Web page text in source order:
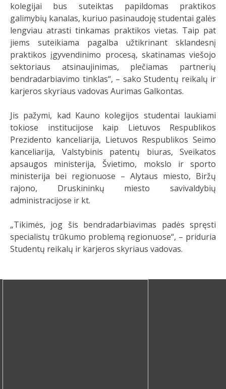
kolegijai bus suteiktas papildomas praktikos
galimybių kanalas, kuriuo pasinaudoję studentai galės
lengviau atrasti tinkamas praktikos vietas. Taip pat
jiems suteikiama pagalba užtikrinant sklandesnį
praktikos įgyvendinimo procesą, skatinamas viešojo
sektoriaus atsinaujinimas, plečiamas partnerių
bendradarbiavimo tinklas“, – sako Studentų reikalų ir
karjeros skyriaus vadovas Aurimas Galkontas.
Jis pažymi, kad Kauno kolegijos studentai laukiami
tokiose institucijose kaip Lietuvos Respublikos
Prezidento kanceliarija, Lietuvos Respublikos Seimo
kanceliarija, Valstybinis patentų biuras, Sveikatos
apsaugos ministerija, Švietimo, mokslo ir sporto
ministerija bei regionuose – Alytaus miesto, Biržų
rajono, Druskininkų miesto savivaldybių
administracijose ir kt.
„Tikimės, jog šis bendradarbiavimas padės spręsti
specialistų trūkumo problemą regionuose“, – priduria
Studentų reikalų ir karjeros skyriaus vadovas.